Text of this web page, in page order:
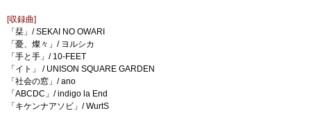
[収録曲]
「栞」/ SEKAI NO OWARI
「憂、燦々」/ ヨルシカ
「手と手」/ 10-FEET
「イト」 / UNISON SQUARE GARDEN
「社会の窓」/ ano
「ABCDC」/ indigo la End
「キケンナアソビ」/ WurtS